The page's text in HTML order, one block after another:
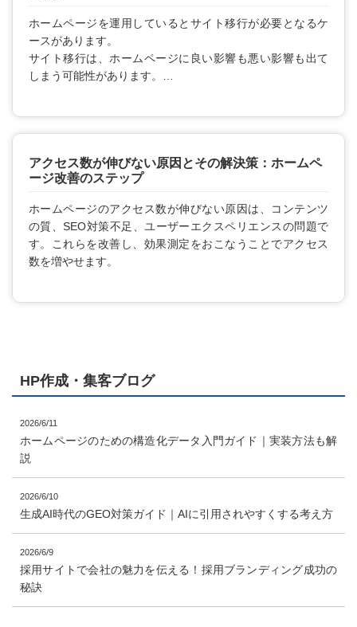
ホームページを運用しているとサイト移行が必要となるケ
ースがあります。
サイト移行は、ホームページに良い影響も悪い影響も出て
しまう可能性があります。
アクセス数が伸びない原因とその解決策：ホームペ
ージ改善のステップ
ホームページのアクセス数が伸びない原因は、コンテンツ
の質、SEO対策不足、ユーザーエクスペリエンスの問題で
す。これらを改善し、効果測定をおこなうことでアクセス
数を増やせます。
HP作成・集客ブログ
2026/6/11
ホームページのための構造化データ入門ガイド｜実装方法も解
説
2026/6/10
生成AI時代のGEO対策ガイド｜AIに引用されやすくする考え方
2026/6/9
採用サイトで会社の魅力を伝える！採用ブランディング成功の
秘訣